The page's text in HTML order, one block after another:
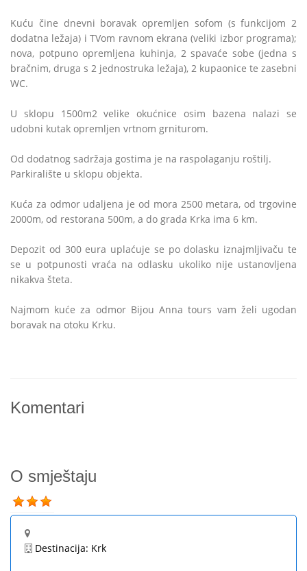
Kuću čine dnevni boravak opremljen sofom (s funkcijom 2
dodatna ležaja) i TVom ravnom ekrana (veliki izbor programa);
nova, potpuno opremljena kuhinja, 2 spavaće sobe (jedna s
bračnim, druga s 2 jednostruka ležaja), 2 kupaonice te zasebni
WC.
U sklopu 1500m2 velike okućnice osim bazena nalazi se
udobni kutak opremljen vrtnom grniturom.
Od dodatnog sadržaja gostima je na raspolaganju roštilj.
Parkiralište u sklopu objekta.
Kuća za odmor udaljena je od mora 2500 metara, od trgovine
2000m, od restorana 500m, a do grada Krka ima 6 km.
Depozit od 300 eura uplaćuje se po dolasku iznajmljivaču te
se u potpunosti vraća na odlasku ukoliko nije ustanovljena
nikakva šteta.
Najmom kuće za odmor Bijou Anna tours vam želi ugodan
boravak na otoku Krku.
Komentari
O smještaju
Destinacija: Krk